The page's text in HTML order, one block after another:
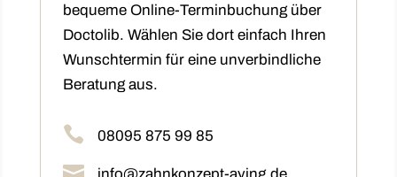
bequeme Online-Terminbuchung über
Doctolib. Wählen Sie dort einfach Ihren
Wunschtermin für eine unverbindliche
Beratung aus.
 08095 875 99 85
